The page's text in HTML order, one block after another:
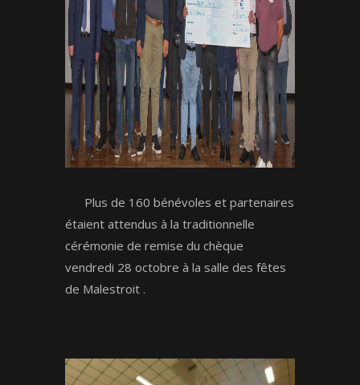
Plus de 160 bénévoles et partenaires
étaient attendus à la traditionnelle
cérémonie de remise du chèque
vendredi 28 octobre à la salle des fêtes
de Malestroit .